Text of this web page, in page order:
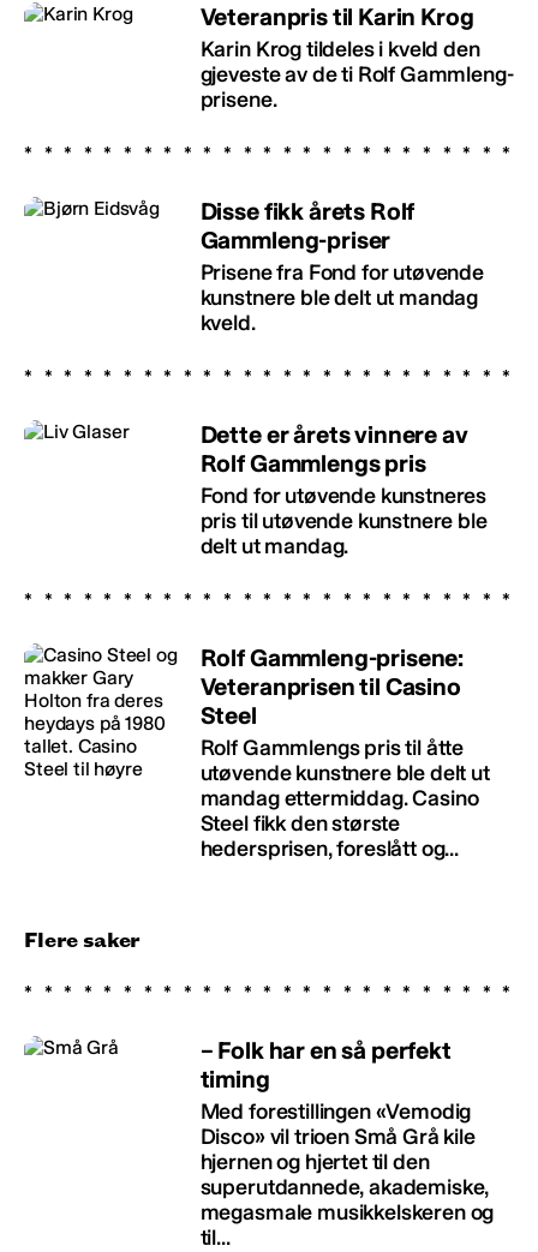
Veteranpris til Karin Krog
Karin Krog tildeles i kveld den
gjeveste av de ti Rolf Gammleng-
prisene.
Disse fikk årets Rolf
Gammleng-priser
Prisene fra Fond for utøvende
kunstnere ble delt ut mandag
kveld.
Dette er årets vinnere av
Rolf Gammlengs pris
Fond for utøvende kunstneres
pris til utøvende kunstnere ble
delt ut mandag.
Rolf Gammleng-prisene:
Veteranprisen til Casino
Steel
Rolf Gammlengs pris til åtte
utøvende kunstnere ble delt ut
mandag ettermiddag. Casino
Steel fikk den største
hedersprisen, foreslått og...
Flere saker
– Folk har en så perfekt
timing
Med forestillingen «Vemodig
Disco» vil trioen Små Grå kile
hjernen og hjertet til den
superutdannede, akademiske,
megasmale musikkelskeren og
til...